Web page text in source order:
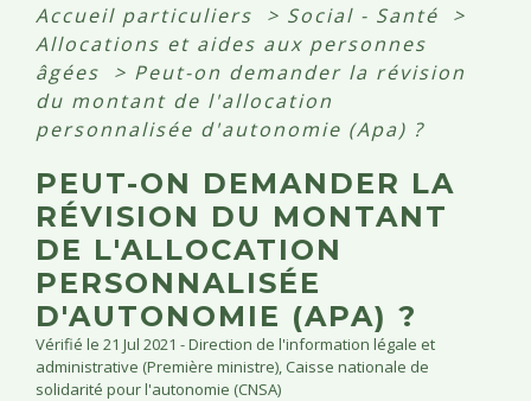
Accueil particuliers > Social - Santé
>
Allocations et aides aux personnes
âgées
> Peut-on demander la révision
du montant de l'allocation
personnalisée d'autonomie (Apa) ?
PEUT-ON DEMANDER LA
RÉVISION DU MONTANT
DE L'ALLOCATION
PERSONNALISÉE
D'AUTONOMIE (APA) ?
Vérifié le 21 Jul 2021 - Direction de l'information légale et
administrative (Première ministre), Caisse nationale de
solidarité pour l'autonomie (CNSA)